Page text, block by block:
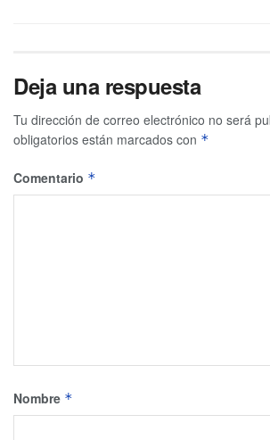
Deja una respuesta
Tu dirección de correo electrónico no será
obligatorios están marcados con *
Comentario *
Nombre *